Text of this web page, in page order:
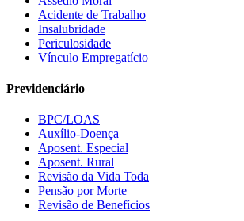
Acidente de Trabalho
Insalubridade
Periculosidade
Vínculo Empregatício
Previdenciário
BPC/LOAS
Auxílio-Doença
Aposent. Especial
Aposent. Rural
Revisão da Vida Toda
Pensão por Morte
Revisão de Benefícios